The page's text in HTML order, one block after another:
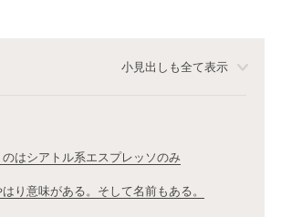
小見出しも全て表示
はシアトル系エスプレッソのみ
り意味がある。そして名前もある。